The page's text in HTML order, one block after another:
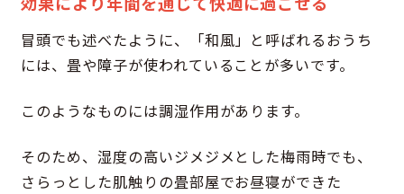
冒頭でも述べたように、「和風」と呼ばれるおうち
には、畳や障子が使われていることが多いです。
このようなものには調湿作用があります。
そのため、湿度の高いジメジメとした梅雨時でも、
さらっとした肌触りの畳部屋でお昼寝ができた